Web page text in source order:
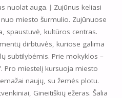
nuolat auga. Į Zujūnus keliasi
miesto šurmulio. Zujūnuose
spaustuvė, kultūros centras.
dirbtuvės, kuriose galima
subtilybėmis. Prie mokyklos –
Pro miestelį kursuoja miesto
naujų, su žemės plotu.
Gineitiškių ežeras. Šalia